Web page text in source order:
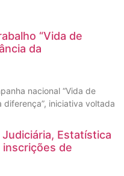
“Vida de
da
nacional “Vida de
iniciativa voltada
Estatística
inscrições de